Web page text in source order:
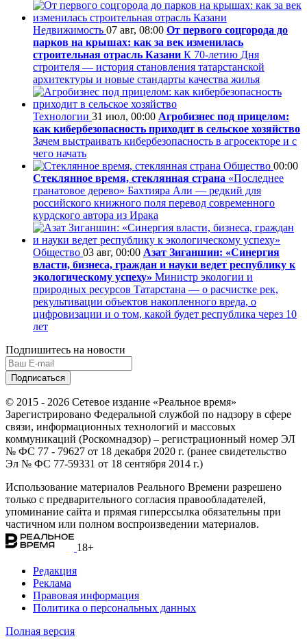
Недвижимость 07 авг, 08:00 От первого соцгорода до
парков на крышах: как за век изменилась
строительная отрасль Казани К 70-летию Дня
строителя — история становления татарстанской
архитектуры и новые стандарты качества жилья
Технологии 31 июл, 00:00 Агробизнес под прицелом:
как кибербезопасность приходит в сельское хозяйство
Зачем выстраивать кибербезопасность в агросекторе и с
чего начать
Общество 00:00
Стеклянное время, стеклянная страна «Последнее
гранатовое дерево» Бахтияра Али — редкий для
российского книжного поля перевод современного
курдского автора из Ирака
Общество 03 авг, 00:00 Азат Зиганшин: «Синергия
власти, бизнеса, граждан и науки ведет республику к
экологическому успеху» Министр экологии и
природных ресурсов Татарстана — о расчистке рек,
рекультивации объектов накопленного вреда, о
цифровизации и о том, какой будет республика через 10
лет
Подпишитесь на новости
© 2015 - 2026 Сетевое издание «Реальное время»
Зарегистрировано Федеральной службой по надзору в сфере
связи, информационных технологий и массовых
коммуникаций (Роскомнадзор) – регистрационный номер ЭЛ
№ ФС 77 - 79627 от 18 декабря 2020 г. (ранее свидетельство
Эл № ФС 77-59331 от 18 сентября 2014 г.)
Использование материалов Реального Времени разрешено
только с предварительного согласия правообладателей,
упоминание сайта и прямая гиперссылка обязательны при
частичном или полном воспроизведении материалов.
18+
Редакция
Реклама
Правовая информация
Политика о персональных данных
Полная версия